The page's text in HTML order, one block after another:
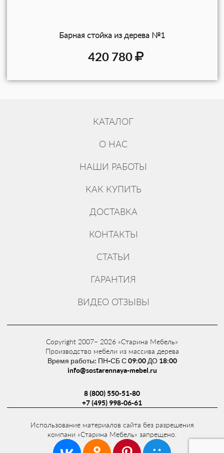
Отделка барной стойки
Качественные материалы и специальные
технологии нанесения обеспечивают
истиранию. Мебель не выцветает, для ухода
главное не оставлять мокрую поверхность.
Купить барную стойку можно по адресу:
Московская обл, Щелковский р-н, д.
65А. Выставочный зал. Второй адрес:
лет Города, дом 2. Наше производство.
info@sostarennaya-mebel.ru. Доставка по
всей России.
Фотографии всего объекта
Барная стойка из дерева №1
420 780
КАТАЛОГ
О НАС
НАШИ РАБОТЫ
КАК КУПИТЬ
ДОСТАВКА
КОНТАКТЫ
СТАТЬИ
ГАРАНТИЯ
ВИДЕО ОТЗЫВЫ
Copyright 2007– 2026 «Старина Мебель»
Производство мебели из массива дерева
Время работы: ПН-СБ С 09:00 ДО 18:00
info@sostarennaya-mebel.ru
8 (800) 550-51-80
+7 (495) 998-06-61
Использование материалов сайта без разрешения
компани «Старина Мебель» запрещено.